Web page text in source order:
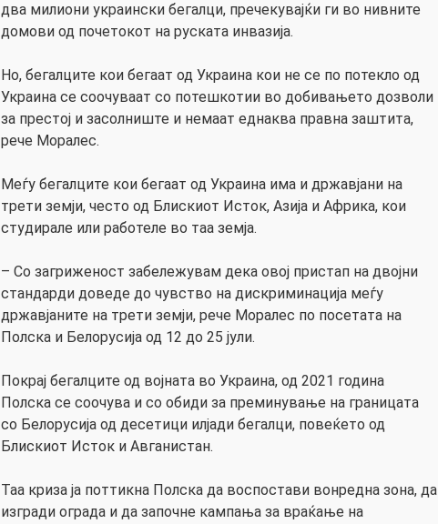
два милиони украински бегалци, пречекувајќи ги во нивните
домови од почетокот на руската инвазија.
Но, бегалците кои бегаат од Украина кои не се по потекло од
Украина се соочуваат со потешкотии во добивањето дозволи
за престој и засолниште и немаат еднаква правна заштита,
рече Моралес.
Меѓу бегалците кои бегаат од Украина има и државјани на
трети земји, често од Блискиот Исток, Азија и Африка, кои
студирале или работеле во таа земја.
– Со загриженост забележувам дека овој пристап на двојни
стандарди доведе до чувство на дискриминација меѓу
државјаните на трети земји, рече Моралес по посетата на
Полска и Белорусија од 12 до 25 јули.
Покрај бегалците од војната во Украина, од 2021 година
Полска се соочува и со обиди за преминување на границата
со Белорусија од десетици илјади бегалци, повеќето од
Блискиот Исток и Авганистан.
Таа криза ја поттикна Полска да воспостави вонредна зона, да
изгради ограда и да започне кампања за враќање на